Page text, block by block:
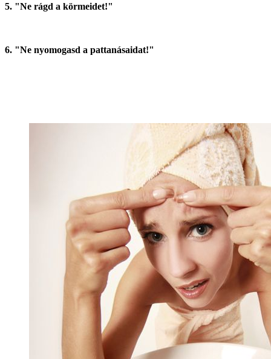
5. "Ne rágd a körmeidet!"
6. "Ne nyomogasd a pattanásaidat!"